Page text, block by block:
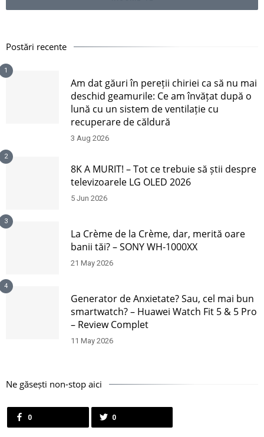
Postări recente
1
Am dat găuri în pereții chiriei ca să nu mai
deschid geamurile: Ce am învățat după o
lună cu un sistem de ventilație cu
recuperare de căldură
3 Aug 2026
2
8K A MURIT! – Tot ce trebuie să știi despre
televizoarele LG OLED 2026
5 Jun 2026
3
La Crème de la Crème, dar, merită oare
banii tăi? – SONY WH-1000XX
21 May 2026
4
Generator de Anxietate? Sau, cel mai bun
smartwatch? – Huawei Watch Fit 5 & 5 Pro
– Review Complet
11 May 2026
Ne găsești non-stop aici
0 0